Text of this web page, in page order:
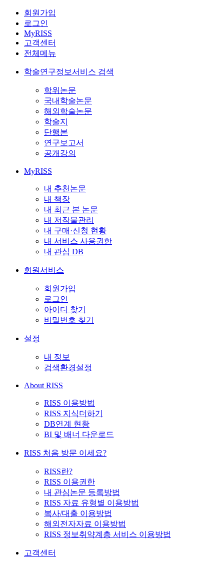
회원가입
로그인
MyRISS
고객센터
전체메뉴
학술연구정보서비스 검색
학위논문
국내학술논문
해외학술논문
학술지
단행본
연구보고서
공개강의
MyRISS
내 추천논문
내 책장
내 최근 본 논문
내 저작물관리
내 구매·신청 현황
내 서비스 사용권한
내 관심 DB
회원서비스
회원가입
로그인
아이디 찾기
비밀번호 찾기
설정
내 정보
검색환경설정
About RISS
RISS 이용방법
RISS 지식더하기
DB연계 현황
BI 및 배너 다운로드
RISS 처음 방문 이세요?
RISS란?
RISS 이용권한
내 관심논문 등록방법
RISS 자료 유형별 이용방법
복사/대출 이용방법
해외전자자료 이용방법
RISS 정보취약계층 서비스 이용방법
고객센터